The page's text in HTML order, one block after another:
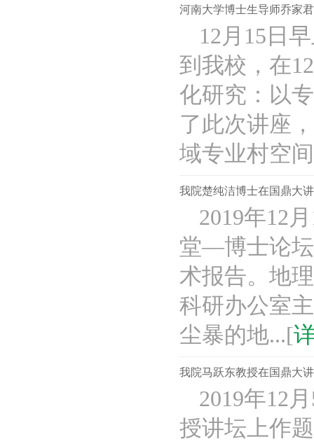
河南大学博士生导师乔家
12月15日
到我校，在
化研究：以
了此次讲座
域专业村空
我院楚纯洁博士在国鼎大
2019年12
堂—博士论坛
术报告。地
科研办公室
尘暴的地...[
我院马跃东教授在国鼎大
2019年12
授讲坛上作